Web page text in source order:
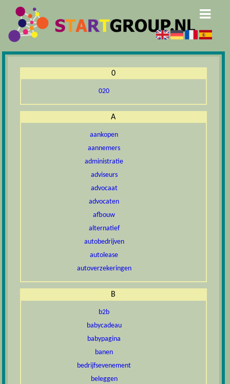
0
020
A
aankopen
aannemers
administratie
adviseurs
advocaat
advocaten
afbouw
alternatief
autobedrijven
autolease
autoverzekeringen
B
b2b
babycadeau
babypagina
banen
bedrijfsevenement
beleggen